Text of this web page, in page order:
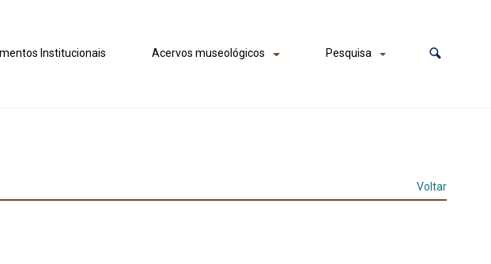
Institucionais Acervos museológicos Pesquisa
Voltar